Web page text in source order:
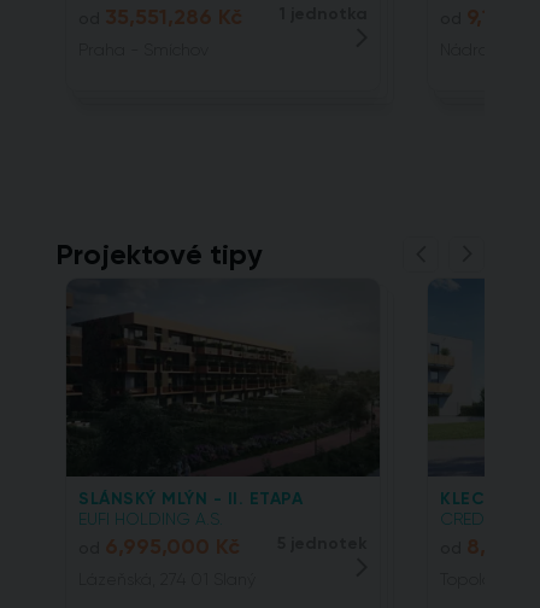
35,551,286 Kč
Projektové tipy
SLÁNSKÝ MLÝN - II. ETAPA
EUFI HOLDING A.S.
6,995,000 Kč
CREDITAS